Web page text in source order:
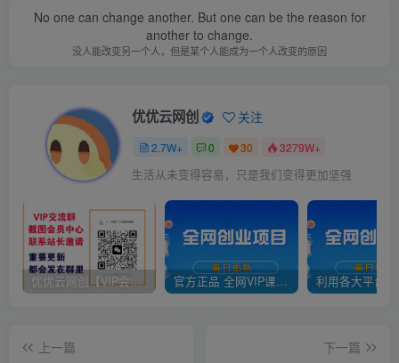
No one can change another. But one can be the reason for
another to change.
没人能改变另一个人，但是某个人能成为一个人改变的原因
优优云网创 关注
2.7W+ 0 30 3279W+
生活从未变得容易，只是我们变得更加坚强
优优云网创【VIP会员专属交流群】 官方正品 全网VIP课程 无损下载~
上一篇
下一篇